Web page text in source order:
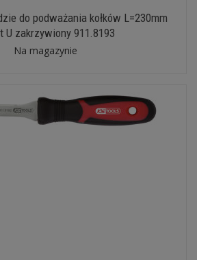
do podważania kołków L=230mm
U zakrzywiony 911.8193
Na magazynie